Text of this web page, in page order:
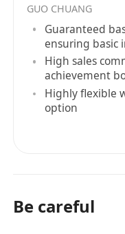
GUO CHUANG
Guaranteed
ensuring basic
High sales
achievement
linked to
Highly flexible
option
Be careful